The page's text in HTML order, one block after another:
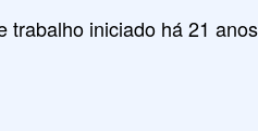
trabalho iniciado há 21 anos